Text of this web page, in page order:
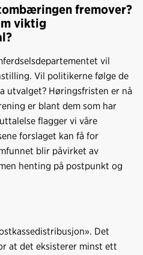
e
k
k
n
o
fremover?
viktig
?
vil
Vil politikerne følge de
utvalget? Høringsfristen er nå
er blant dem som har
flagger vi våre
forslaget kan få for
blir påvirket av
henting på postpunkt og
Det
at det eksisterer minst ett